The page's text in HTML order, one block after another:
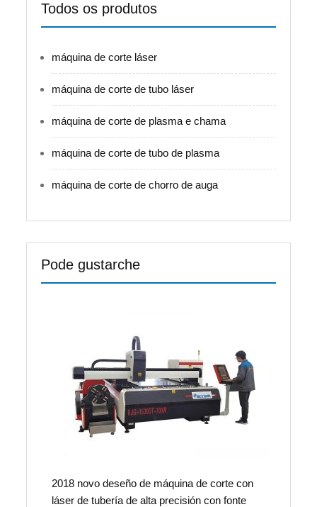
Todos os produtos
máquina de corte láser
máquina de corte de tubo láser
máquina de corte de plasma e chama
máquina de corte de tubo de plasma
máquina de corte de chorro de auga
Pode gustarche
2018 novo deseño de máquina de corte con
láser de tubería de alta precisión con fonte